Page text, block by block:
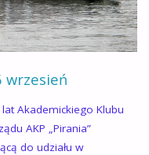
wrzesień
Akademickiego Klubu
AKP „Pirania”
do udziału w